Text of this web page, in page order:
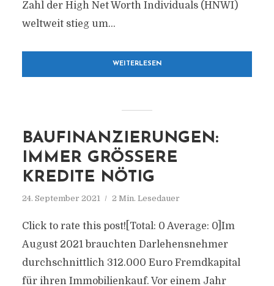
Zahl der High Net Worth Individuals (HNWI)
weltweit stieg um...
WEITERLESEN
BAUFINANZIERUNGEN:
IMMER GRÖSSERE K
REDITE NÖTIG
24. September 2021 2 Min. Lesedauer
Click to rate this post![Total: 0 Average: 0]Im
August 2021 brauchten Darlehensnehmer
durchschnittlich 312.000 Euro Fremdkapital
für ihren Immobilienkauf. Vor einem Jahr